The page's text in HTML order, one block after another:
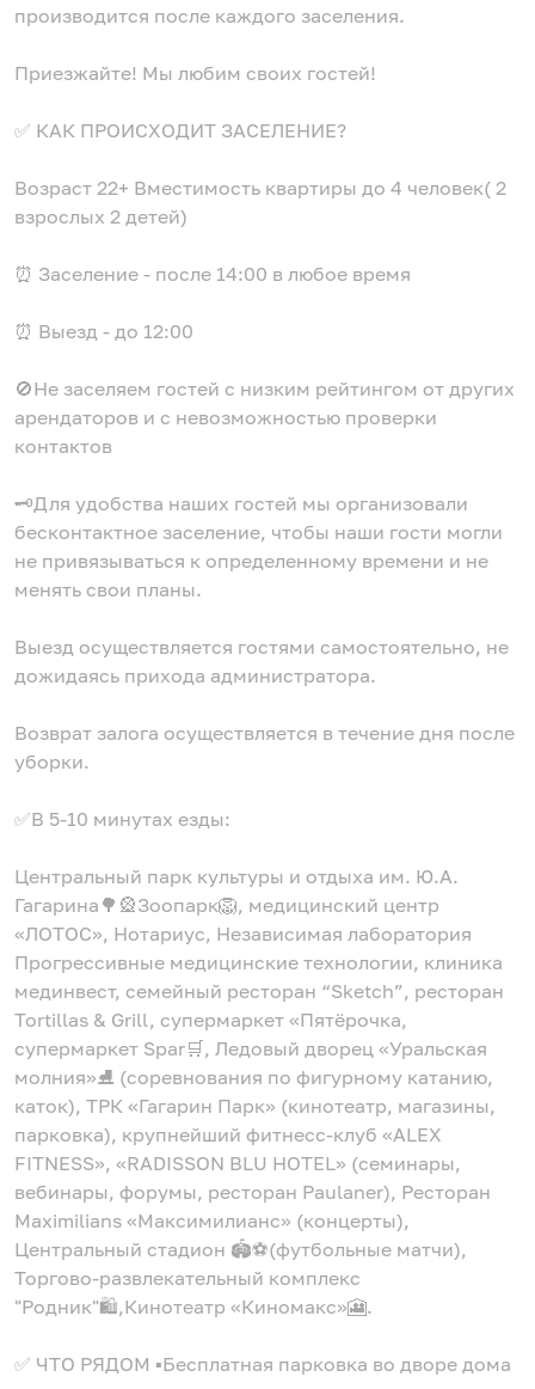
производится после каждого заселения.
Приезжайте! Мы любим своих гостей!
✅ КАК ПРОИСХОДИТ ЗАСЕЛЕНИЕ?
Возраст 22+ Вместимость квартиры до 4 человек( 2
взрослых 2 детей)
⏰ Заселение - после 14:00 в любое время
⏰ Выезд - до 12:00
🚫Не заселяем гостей с низким рейтингом от других
арендаторов и с невозможностью проверки
контактов
🗝️Для удобства наших гостей мы организовали
бесконтактное заселение, чтобы наши гости могли
не привязываться к определенному времени и не
менять свои планы.
Выезд осуществляется гостями самостоятельно, не
дожидаясь прихода администратора.
Возврат залога осуществляется в течение дня после
уборки.
✅В 5-10 минутах езды:
Центральный парк культуры и отдыха им. Ю.А.
Гагарина🌳🎡Зоопарк🦁, медицинский центр
«ЛОТОС», Нотариус, Независимая лаборатория
Прогрессивные медицинские технологии, клиника
мединвест, семейный ресторан “Skеtсh”, ресторан
Тоrtillаs & Grill, супермаркет «Пятёрочка,
супермаркет Sраr🛒, Ледовый дворец «Уральская
молния»⛸ (соревнования по фигурному катанию,
каток), ТРК «Гагарин Парк» (кинотеатр, магазины,
парковка), крупнейший фитнесс-клуб «АLЕХ
FIТNЕSS», «RАDISSОN ВLU НОТЕL» (семинары,
вебинары, форумы, ресторан Раulаnеr), Ресторан
Махimiliаns «Максимилианс» (концерты),
Центральный стадион 🏟⚽️(футбольные матчи),
Торгово-развлекательный комплекс
"Родник"🛍,Кинотеатр «Киномакс»🎦.
✅ ЧТО РЯДОМ ▪️Бесплатная парковка во дворе дома